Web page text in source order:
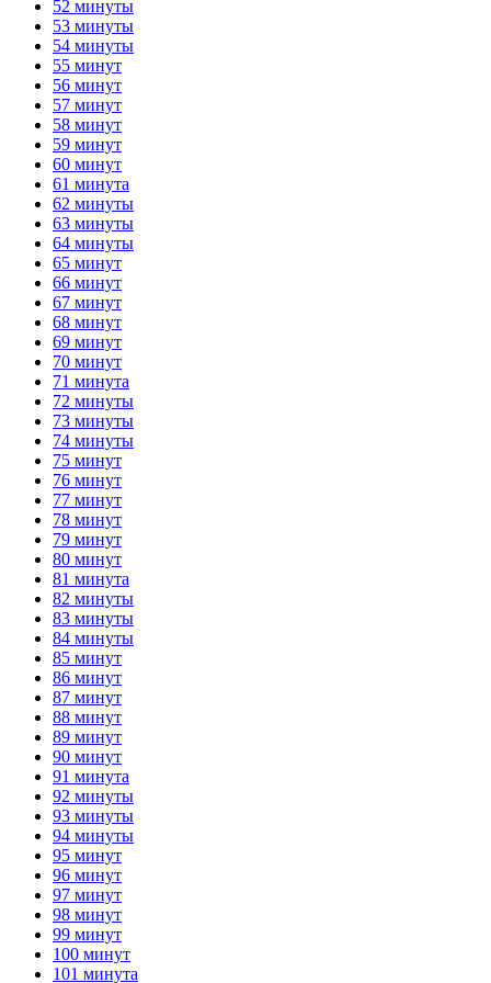
52 минуты
53 минуты
54 минуты
55 минут
56 минут
57 минут
58 минут
59 минут
60 минут
61 минута
62 минуты
63 минуты
64 минуты
65 минут
66 минут
67 минут
68 минут
69 минут
70 минут
71 минута
72 минуты
73 минуты
74 минуты
75 минут
76 минут
77 минут
78 минут
79 минут
80 минут
81 минута
82 минуты
83 минуты
84 минуты
85 минут
86 минут
87 минут
88 минут
89 минут
90 минут
91 минута
92 минуты
93 минуты
94 минуты
95 минут
96 минут
97 минут
98 минут
99 минут
100 минут
101 минута